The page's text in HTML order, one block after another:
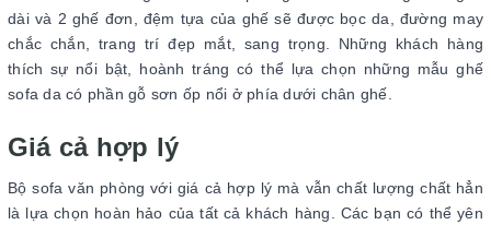
dài và 2 ghế đơn, đệm tựa của ghế sẽ được bọc da, đường may
chắc chắn, trang trí đẹp mắt, sang trọng. Những khách hàng
thích sự nổi bật, hoành tráng có thể lựa chọn những mẫu ghế
sofa da có phần gỗ sơn ốp nổi ở phía dưới chân ghế.
Giá cả hợp lý
Bộ sofa văn phòng với giá cả hợp lý mà vẫn chất lượng chất hẳn
là lựa chọn hoàn hảo của tất cả khách hàng. Các bạn có thể yên